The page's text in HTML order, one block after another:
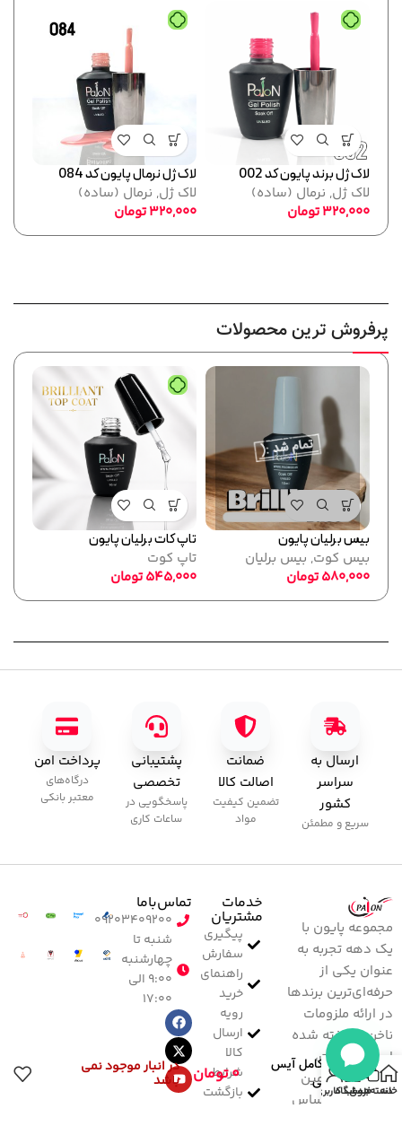
لاک ژل برند پایون کد 002
لاک ژل, نرمال (ساده)
320,000تومان
لاک ژل نرمال پایون کد 084
لاک ژل, نرمال (ساده)
320,000تومان
پرفروش ترین محصولات
بیس برلیان پایون
بیس کوت, بیس برلیان
580,000تومان
تاپ کات برلیان پایون
تاپ کوت
545,000تومان
ارسال به
سراسر
کشور
سریع و مطمئن
ضمانت
اصالت کالا
تضمین کیفیت
مواد
پشتیبانی
تخصصی
پاسخگویی در
ساعات کاری
پرداخت امن
درگاه‌های
معتبر بانکی
مجموعه پایون با
یک دهه تجربه به
عنوان یکی از
حرفه‌ای‌ترین برندها
در ارائه ملزومات
ناخن شناخته شده
است. خلاقیت،
نوآوری و تضمین
کیفیت کالا، اساس
خدمات
مشتریان
پیگیری
سفارش
راهنمای
خرید
رویه
ارسال
کالا
شرایط
بازگشت
تماس‌با‌ما
۰۹۲۰۳۴۰۹۲۰۰
شنبه تا
چهارشنبه
۹:۰۰ الی
۱۷:۰۰
خانه
دسته‌بندی
فروشگاه
حساب کاربری من
پک کامل آیس
گکسی
0تومان در انبار موجود نمی
باشد